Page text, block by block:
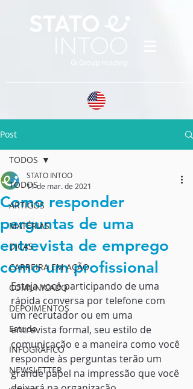
Post
TODOS
ARTIGOS
MATÉRIAS
DICAS
CARREIRA EM AÇÃO
COMUNICADO
DEPOIMENTOS
Estudo
INFOGRÁFICO
NEWSLETTER
TODOS
Como responder
perguntas de uma
entrevista de emprego
como um profissional
STATO INTOO
11 de mar. de 2021
Esteja você participando de uma
rápida conversa por telefone com
um recrutador ou em uma
entrevista formal, seu estilo de
comunicação e a maneira como você
responde às perguntas terão um
grande papel na impressão que você